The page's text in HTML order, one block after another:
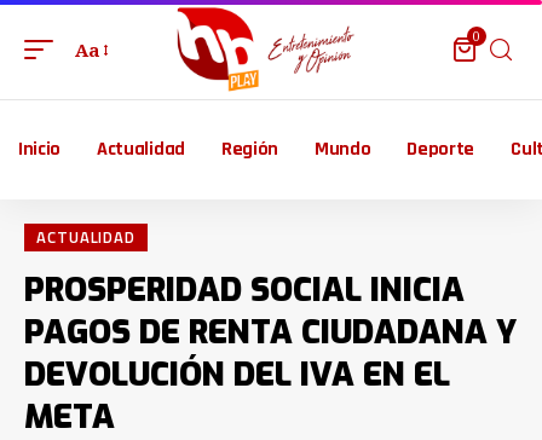
Aa
0
Inicio Actualidad Región Mundo Deporte
ACTUALIDAD
PROSPERIDAD SOCIAL INICIA
PAGOS DE RENTA CIUDADANA Y
DEVOLUCIÓN DEL IVA EN EL
META